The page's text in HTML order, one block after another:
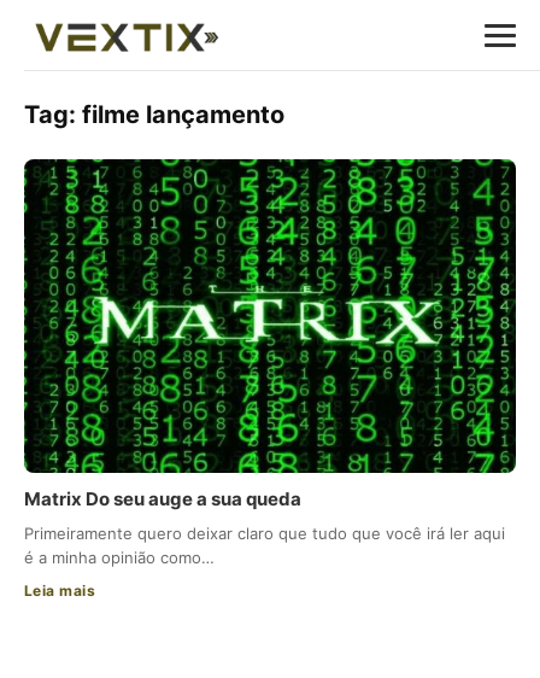
Tag: filme lançamento
Matrix Do seu auge a sua queda
Primeiramente quero deixar claro que tudo que você irá ler aqui
é a minha opinião como…
Leia mais